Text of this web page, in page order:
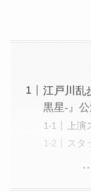
江戸川乱
黒星-』
上
スタ